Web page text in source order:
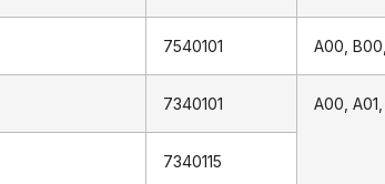
7540101 A00,
7340101 A00,
7340115